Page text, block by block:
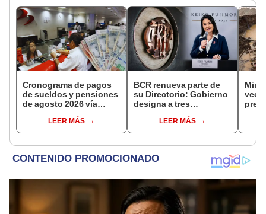
Cronograma de pagos
de sueldos y pensiones
de agosto 2026 vía
conoce las fechas de
depósito
LEER MÁS
BCR renueva parte de
su Directorio: Gobierno
designa a tres
EjecutivoLEER MÁS